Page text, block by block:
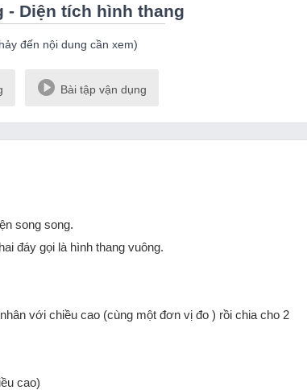
- Diện tích hình thang
đến nội dung cần xem)
Bài tập vận dụng
song song.
đáy gọi là hình thang vuông.
với chiều cao (cùng một đơn vị đo ) rồi chia cho 2
cao)